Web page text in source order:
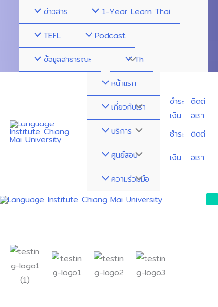
ข่าวสาร
1-Year Learn Thai
TEFL
Podcast
ข้อมูลสาธารณะ
Th
Menu
Toggle
หน้าแรก
เกี่ยวกับเรา
Menu
Toggle
บริการMenu
Toggle
ศูนย์สอบ
Menu
Toggle
ความร่วมมือ
Menu
Toggle
ชำระ
เงิน
ชำระ
เงิน
ติดต่
อเรา
ติดต่
อเรา